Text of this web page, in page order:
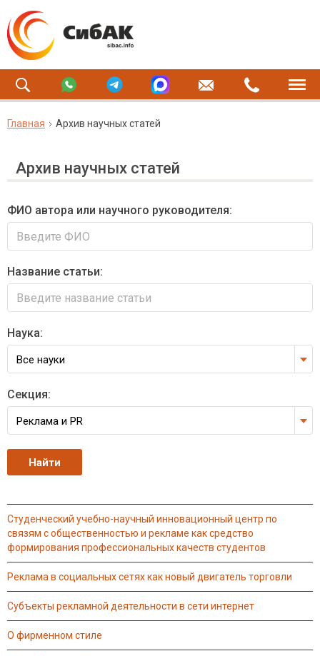
Главная Архив научных статей
Архив научных статей
ФИО автора или научного руководителя:
Название статьи:
Наука:
Все науки
Секция:
Реклама и PR
студенческий учебно-научный инновационный центр по
связям с общественностью и рекламе как средство
формирования профессиональных качеств студентов
реклама в социальных сетях как новый двигатель торговли
субъекты рекламной деятельности в сети интернет
о фирменном стиле